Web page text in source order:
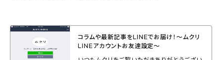
コラムや最新記事をLINEでお届け！〜ムクリ
LINEアカウントお友達設定〜